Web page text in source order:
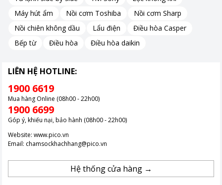
Kiểu dáng đẹp, màu sắc trang nhã
Bên cạnh tính năng hoạt động hiệu quả, thiết kế của
Funikicũng không kém phần ấn tượng.
tủ lạnh này dễ dàng phù hợp với bất kỳ không gian nội thất nào.
mất đi tính thẩm mỹ của không gian sống.
Sự kết hợp giữa thiết kế tinh tế và tính năng ưu việt giúp Funiki
Máy hút ẩm
Nồi cơm Toshiba
Nồi cơm Sharp
Nồi chiên không dầu
Lẩu điện
Điều hòa Casper
Bếp từ
Điều hòa Điều hòa daikin
LIÊN HỆ HOTLINE:
1900 6619
Mua hàng Online (08h00 - 22h00)
1900 6699
Góp ý, khiếu nại, bảo hành (08h00 - 22h00)
Website: www.pico.vn
Email: chamsockhachhang@pico.vn
Hệ thống cửa hàng →